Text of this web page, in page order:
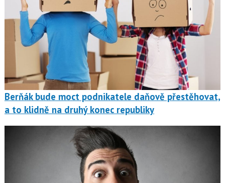
Berňák bude moct podnikatele daňově přestěhovat,
a to klidně na druhý konec republiky